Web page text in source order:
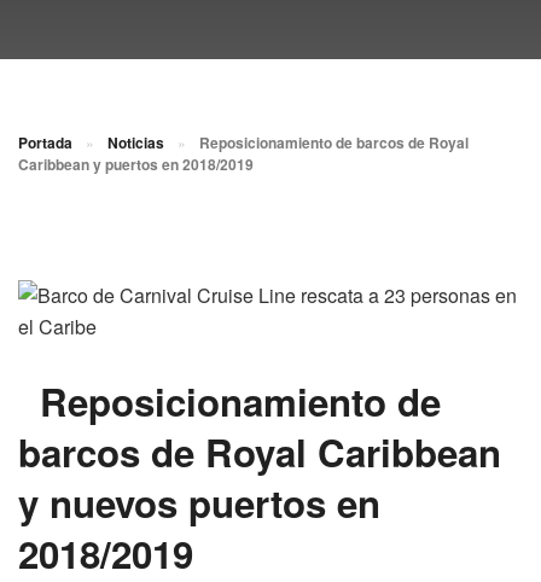
Portada » Noticias »
Reposicionamiento de barcos de Royal
Caribbean y puertos en 2018/2019
Reposicionamiento de
barcos de Royal Caribbean
y nuevos puertos en
2018/2019